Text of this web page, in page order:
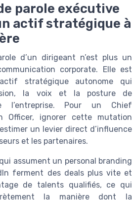
parole exécutive
actif stratégique à
d’un dirigeant n’est plus un
corporate. Elle est
stratégique autonome qui
la voix et la posture de
l’entreprise. Pour un Chief
Officer, ignorer cette mutation
un levier direct d’influence
et les partenaires.
assument un personal branding
ferment des deals plus vite et
de talents qualifiés, ce qui
la manière dont la